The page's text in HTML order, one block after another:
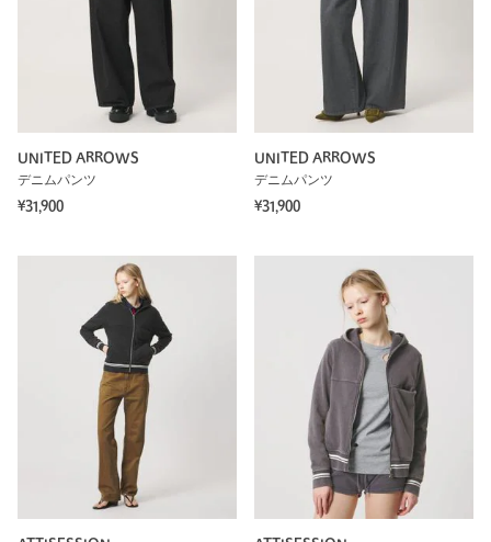
UNITED ARROWS
デニムパンツ
¥31,900
UNITED ARROWS
デニムパンツ
¥31,900